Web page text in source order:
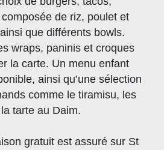
de riz, poulet et
que différents bowls.
wraps, paninis et croques
la carte. Un menu enfant
ainsi qu’une sélection
comme le tiramisu, les
tarte au Daim.
gratuit est assuré sur St